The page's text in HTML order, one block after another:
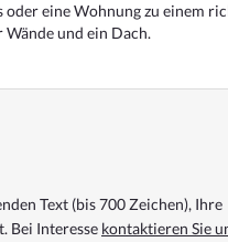
eine Wohnung zu einem
und ein Dach.
Text (bis 700 Zeichen), Ihre
Bei Interesse kontaktieren Sie